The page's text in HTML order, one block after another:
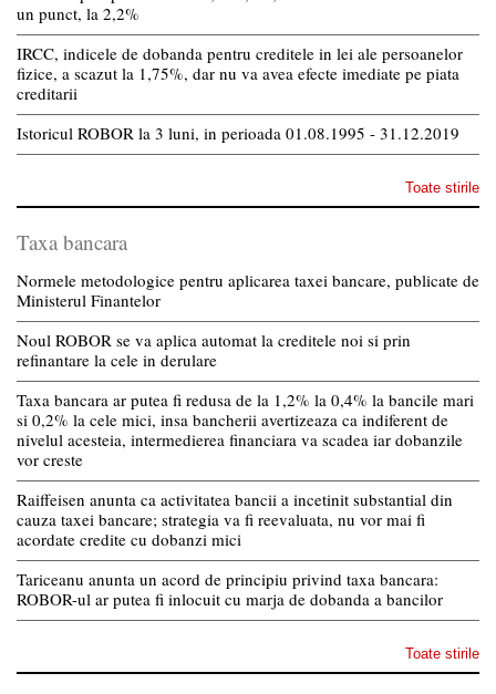
un punct, la 2,2%
IRCC, indicele de dobanda pentru creditele in lei ale persoanelor
fizice, a scazut la 1,75%, dar nu va avea efecte imediate pe piata
creditarii
Istoricul ROBOR la 3 luni, in perioada 01.08.1995 - 31.12.2019
Toate stirile
Taxa bancara
Normele metodologice pentru aplicarea taxei bancare, publicate de
Ministerul Finantelor
Noul ROBOR se va aplica automat la creditele noi si prin
refinantare la cele in derulare
Taxa bancara ar putea fi redusa de la 1,2% la 0,4% la bancile mari
si 0,2% la cele mici, insa bancherii avertizeaza ca indiferent de
nivelul acesteia, intermedierea financiara va scadea iar dobanzile
vor creste
Raiffeisen anunta ca activitatea bancii a incetinit substantial din
cauza taxei bancare; strategia va fi reevaluata, nu vor mai fi
acordate credite cu dobanzi mici
Tariceanu anunta un acord de principiu privind taxa bancara:
ROBOR-ul ar putea fi inlocuit cu marja de dobanda a bancilor
Toate stirile